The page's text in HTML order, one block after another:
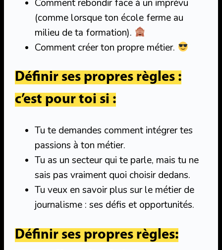
Comment rebondir face à un imprévu
(comme lorsque ton école ferme au
milieu de ta formation).
Comment créer ton propre métier.
Définir ses propres règles :
c’est pour toi si :
Tu te demandes comment intégrer tes
passions à ton métier.
Tu as un secteur qui te parle, mais tu ne
sais pas vraiment quoi choisir dedans.
Tu veux en savoir plus sur le métier de
journalisme : ses défis et opportunités.
Définir ses propres règles: